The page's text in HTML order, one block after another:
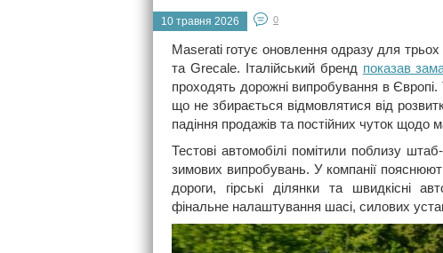
10 травня 2026 0
Maserati готує оновлення одразу для
та Grecale. Італійський бренд показав
проходять дорожні випробування в
що не збирається відмовлятися від
падіння продажів та постійних чуток щодо
Тестові автомобілі помітили поблизу
зимових випробувань. У компанії
дороги, гірські ділянки та швидкісні
фінальне налаштування шасі, силових